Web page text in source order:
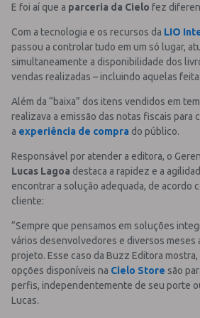
E foi aí que a parceria da Cielo fez
Com a tecnologia e os recursos da LIO
passou a controlar tudo em um só lugar,
simultaneamente a disponibilidade dos
vendas realizadas – incluindo aquelas
Além da “baixa” dos itens vendidos em
realizava a emissão das notas fiscais para
a experiência de compra do público.
Responsável por atender a editora, o
Lucas Lagoa destaca a rapidez e a
encontrar a solução adequada, de acordo
cliente:
“Sempre que pensamos em soluções
vários desenvolvedores e diversos meses
projeto. Esse caso da Buzz Editora mostra,
opções disponíveis na Cielo Store são
perfis, independentemente de seu porte
Lucas.